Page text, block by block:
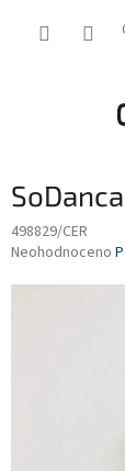
498829/CER
Průměrné
Neohodnoceno